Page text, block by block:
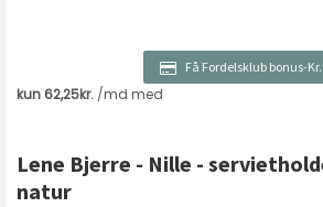
Få Fordelsklub bonus-Kr.:
Lene Bjerre - Nille -
natur